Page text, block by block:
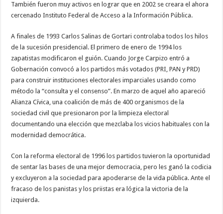
También fueron muy activos en lograr que en 2002 se creara el ahora
cercenado Instituto Federal de Acceso a la Información Pública.
A finales de 1993 Carlos Salinas de Gortari controlaba todos los hilos
de la sucesión presidencial. El primero de enero de 1994 los
zapatistas modificaron el guión. Cuando Jorge Carpizo entró a
Gobernación convocó a los partidos más votados (PRI, PAN y PRD)
para construir instituciones electorales imparciales usando como
método la “consulta y el consenso”. En marzo de aquel año apareció
Alianza Cívica, una coalición de más de 400 organismos de la
sociedad civil que presionaron por la limpieza electoral
documentando una elección que mezclaba los vicios habituales con la
modernidad democrática.
Con la reforma electoral de 1996 los partidos tuvieron la oportunidad
de sentar las bases de una mejor democracia, pero les ganó la codicia
y excluyeron a la sociedad para apoderarse de la vida pública. Ante el
fracaso de los panistas y los priistas era lógica la victoria de la
izquierda.